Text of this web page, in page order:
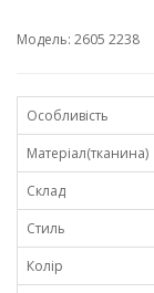
Модель: 2605 2238
Особливість
Матеріал(тканина)
Склад
Стиль
Колір